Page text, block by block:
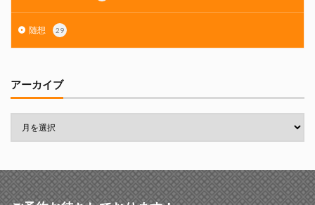
随想 29
アーカイブ